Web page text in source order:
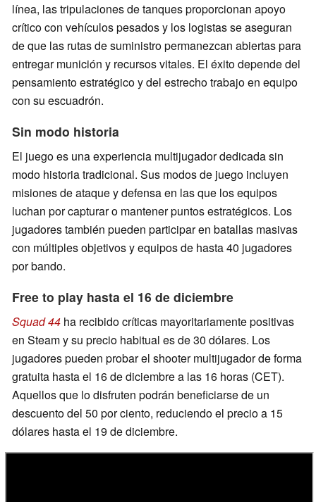
línea, las tripulaciones de tanques proporcionan apoyo
crítico con vehículos pesados y los logistas se aseguran
de que las rutas de suministro permanezcan abiertas para
entregar munición y recursos vitales. El éxito depende del
pensamiento estratégico y del estrecho trabajo en equipo
con su escuadrón.
Sin modo historia
El juego es una experiencia multijugador dedicada sin
modo historia tradicional. Sus modos de juego incluyen
misiones de ataque y defensa en las que los equipos
luchan por capturar o mantener puntos estratégicos. Los
jugadores también pueden participar en batallas masivas
con múltiples objetivos y equipos de hasta 40 jugadores
por bando.
Free to play hasta el 16 de diciembre
Squad 44 ha recibido críticas mayoritariamente positivas
en Steam y su precio habitual es de 30 dólares. Los
jugadores pueden probar el shooter multijugador de forma
gratuita hasta el 16 de diciembre a las 16 horas (CET).
Aquellos que lo disfruten podrán beneficiarse de un
descuento del 50 por ciento, reduciendo el precio a 15
dólares hasta el 19 de diciembre.